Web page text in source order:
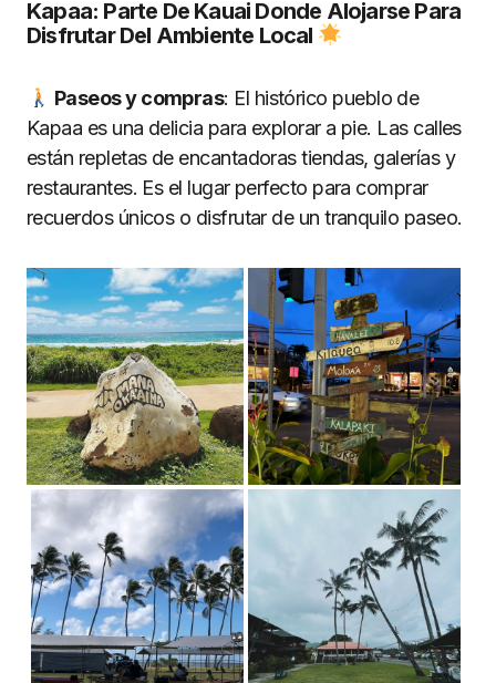
Kapaa: Parte De Kauai Donde Alojarse Para
Disfrutar Del Ambiente Local
Paseos y compras: El histórico pueblo de
Kapaa es una delicia para explorar a pie. Las calles
están repletas de encantadoras tiendas, galerías y
restaurantes. Es el lugar perfecto para comprar
recuerdos únicos o disfrutar de un tranquilo paseo.